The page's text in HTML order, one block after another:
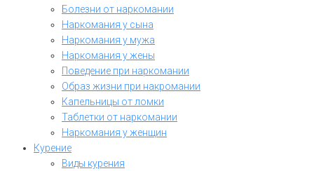
Болезни от наркомании
Наркомания у сына
Наркомания у мужа
Наркомания у жены
Поведение при наркомании
Образ жизни при накромании
Капельницы от ломки
Таблетки от наркомании
Наркомания у женщин
Курение
Виды курения